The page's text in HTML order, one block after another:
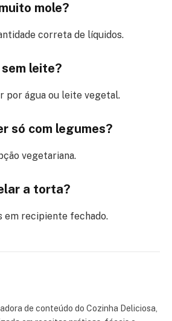
mole?
correta de líquidos.
leite?
por água ou leite vegetal.
só com legumes?
vegetariana.
a torta?
em recipiente fechado.
de conteúdo do Cozinha Deliciosa,